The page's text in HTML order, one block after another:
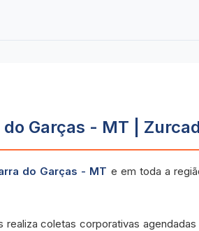
Garças - MT |
do Garças - MT e em toda a
coletas corporativas